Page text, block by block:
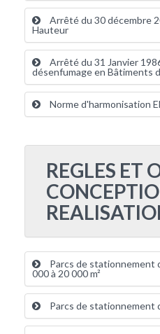
Arrêté du 30 décembre
Hauteur
Arrêté du 31 Janvier
désenfumage en Bâtiments
Norme d'harmonisation
REGLES ET
Parcs de stationnement
000 à 20 000 m²
Parcs de stationnement